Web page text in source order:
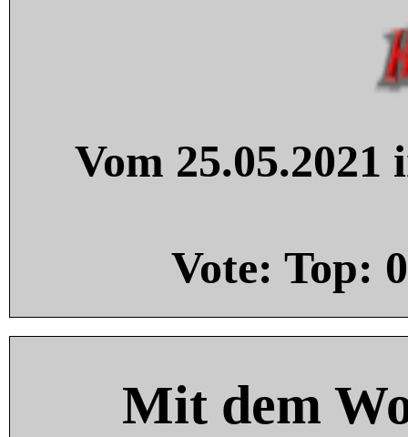
Vom
Vote: Top: 0
Mit dem